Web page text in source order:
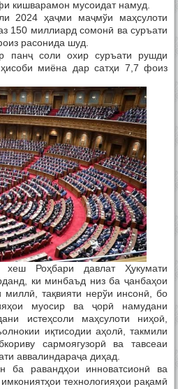
кишварамон мусоидат намуд.
2024 ҳаҷми маҷмўи маҳсулоти
150 миллиард сомонӣ ва суръати
расонида шуд.
панҷ соли охир суръати рушди
миёна дар сатҳи 7,7 фоиз
Роҳбари давлат Ҳукумати
ки минбаъд низ ба ҷанбаҳои
тақвияти нерўи инсонӣ, бо
муосир ва ҷорӣ намудани
истеҳсоли маҳсулоти ниҳоӣ,
иқтисодии аҳолӣ, такмили
сармоягузорӣ ва тавсеаи
аввалиндараҷа диҳад.
ба равандҳои инноватсионӣ ва
технологияҳои рақамӣ